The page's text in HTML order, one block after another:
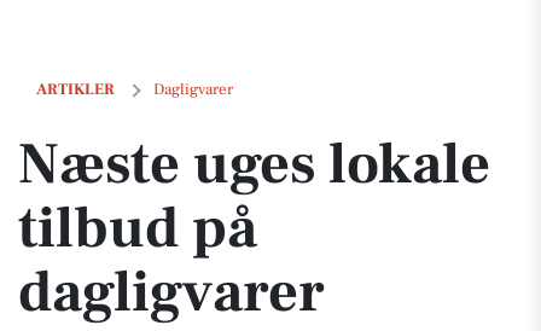
ARTIKLER Dagligvarer
Næste uges lokale tilbud på dagligvarer
Næste uges lokale
tilbud på
dagligvarer